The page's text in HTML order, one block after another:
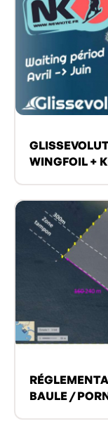
WINGFOIL +
BAULE /